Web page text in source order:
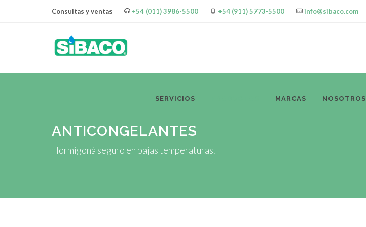
Consultas y ventas +54 (011) 3986-5500 +54 (911) 5773-5500 info@sibaco.com
SERVICIOS MARCAS NOSOTROS
ANTICONGELANTES
Hormigoná seguro en bajas temperaturas.